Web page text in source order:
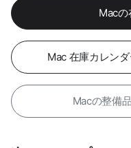
Mac
Mac 在庫カレン
Macの整備